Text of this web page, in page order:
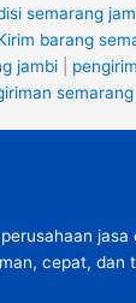
semarang
barang
jambi
jasa
cepat, dan